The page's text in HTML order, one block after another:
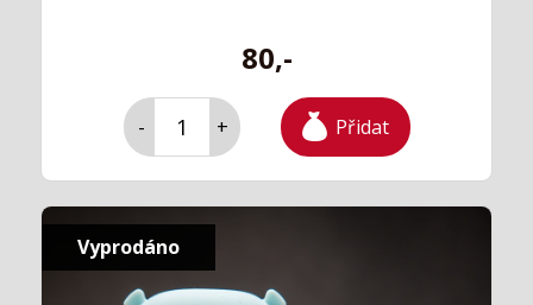
80,-
- + Přidat
Vyprodáno